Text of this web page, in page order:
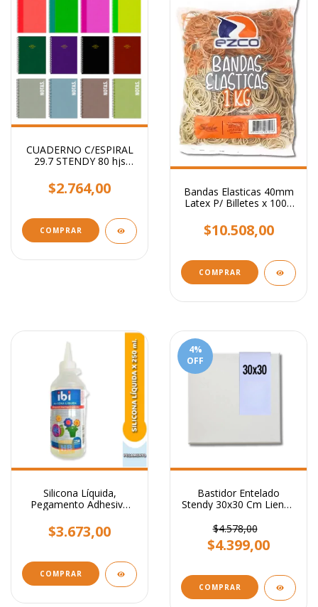
CUADERNO C/ESPIRAL
29.7 STENDY 80 hjs
Surtidos
$2.764,00
COMPRAR
Bandas Elasticas 40mm
Latex P/ Billetes x 1000
$10.508,00
Silicona Líquida,
Pegamento Adhesivo
$3.673,00
4%
OFF
Bastidor Entelado
Stendy 30x30 Cm Lienzo
$4.578,00
$4.399,00